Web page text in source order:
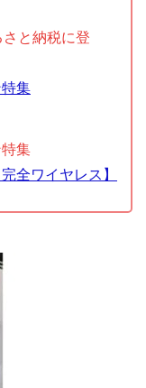
と納税に登
集
集
全ワイヤレス】